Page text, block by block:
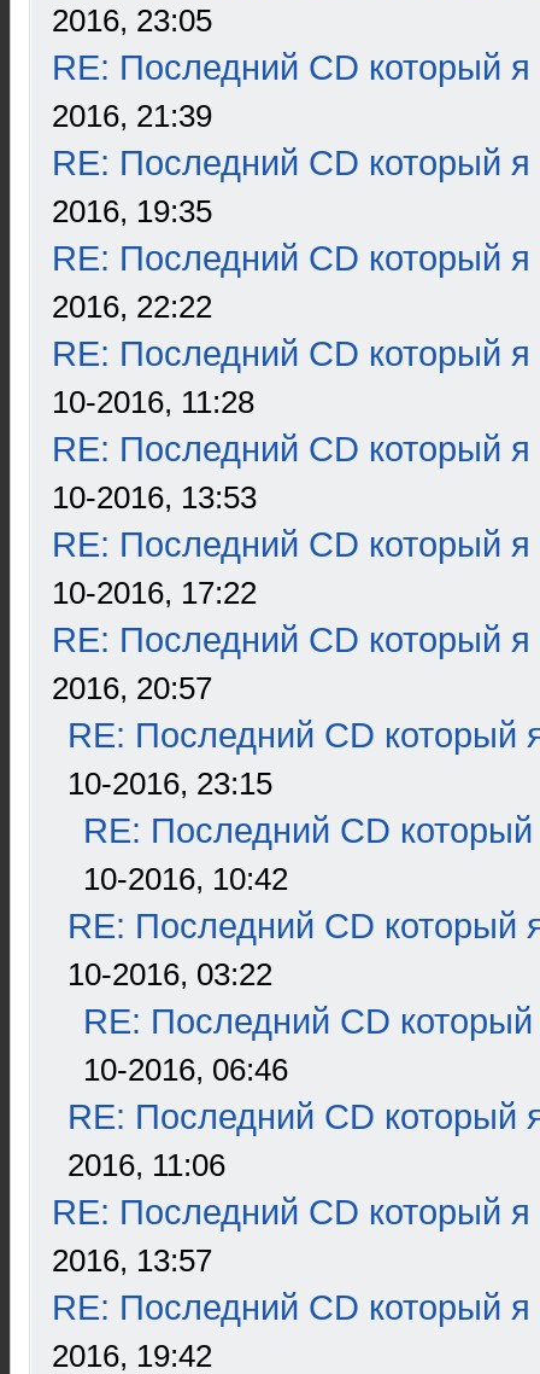
2016, 23:05
RE: Последний CD который я
2016, 21:39
RE: Последний CD который я
2016, 19:35
RE: Последний CD который я
2016, 22:22
RE: Последний CD который я
10-2016, 11:28
RE: Последний CD который я
10-2016, 13:53
RE: Последний CD который я
10-2016, 17:22
RE: Последний CD который я
2016, 20:57
RE: Последний CD который
10-2016, 23:15
RE: Последний CD который
10-2016, 10:42
RE: Последний CD который
10-2016, 03:22
RE: Последний CD который
10-2016, 06:46
RE: Последний CD который
2016, 11:06
RE: Последний CD который я
2016, 13:57
RE: Последний CD который я
2016, 19:42